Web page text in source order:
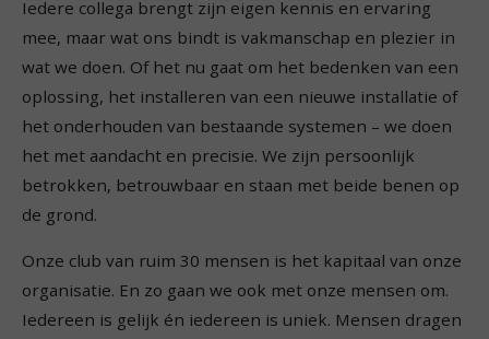
Iedere collega brengt zijn eigen kennis en ervaring
mee, maar wat ons bindt is vakmanschap en plezier in
wat we doen. Of het nu gaat om het bedenken van een
oplossing, het installeren van een nieuwe installatie of
het onderhouden van bestaande systemen – we doen
het met aandacht en precisie. We zijn persoonlijk
betrokken, betrouwbaar en staan met beide benen op
de grond.
Onze club van ruim 30 mensen is het kapitaal van onze
organisatie. En zo gaan we ook met onze mensen om.
Iedereen is gelijk én iedereen is uniek. Mensen dragen